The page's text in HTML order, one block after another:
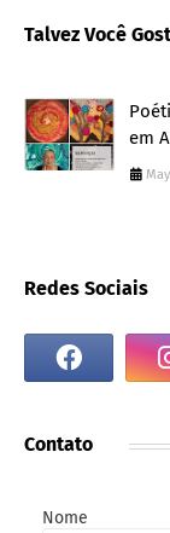
Talvez Você
em
Redes Sociais
Contato
Nome